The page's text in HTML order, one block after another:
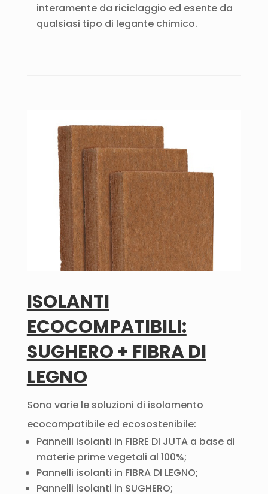
interamente da riciclaggio ed esente da
qualsiasi tipo di legante chimico.
ISOLANTI
ECOCOMPATIBILI:
SUGHERO + FIBRA DI
LEGNO
Sono varie le soluzioni di isolamento
ecocompatibile ed ecosostenibile:
Pannelli isolanti in FIBRE DI JUTA a base di
materie prime vegetali al 100%;
Pannelli isolanti in FIBRA DI LEGNO;
Pannelli isolanti in SUGHERO;